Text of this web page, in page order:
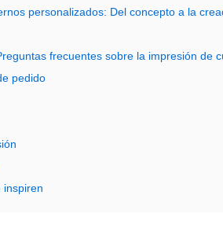
personalizados: Del concepto a la
frecuentes sobre la impresión de
pedido
inspiren